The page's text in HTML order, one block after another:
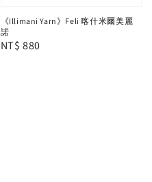
《Illimani Yarn》Feli 喀什米爾美麗
諾
Regular
NT$ 880